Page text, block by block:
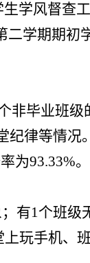
学风督查
二学期期初
非毕业班级
律等情况
为93.33%。
有1个班级
上玩手机、